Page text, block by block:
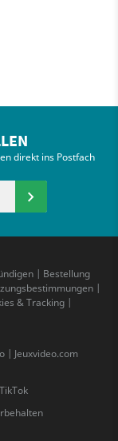
direkt ins Postfach
| Bestellung
|
& Tracking|
| Jeuxvideo.com
TikTok